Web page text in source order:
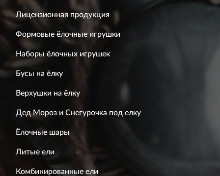
Лицензионная продукция
Формовые ёлочные игрушки
Наборы ёлочных игрушек
Бусы на ёлку
Верхушки на ёлку
Дед Мороз и Снегурочка под елку
Ёлочные шары
Литые ели
Комбинированные ели